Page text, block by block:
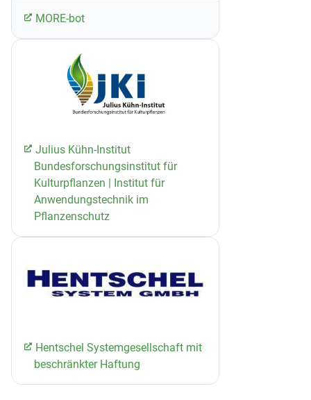
MORE-bot
Julius Kühn-Institut
Bundesforschungsinstitut für
Kulturpflanzen | Institut für
Anwendungstechnik im
Pflanzenschutz
Hentschel Systemgesellschaft mit
beschränkter Haftung